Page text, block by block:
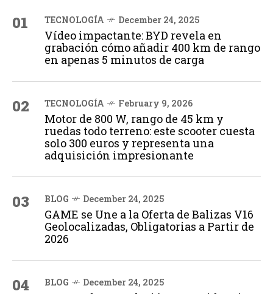
01 TECNOLOGÍA December 24, 2025
Vídeo impactante: BYD revela en
grabación cómo añadir 400 km de rango
en apenas 5 minutos de carga
02 TECNOLOGÍA February 9, 2026
Motor de 800 W, rango de 45 km y
ruedas todo terreno: este scooter cuesta
solo 300 euros y representa una
adquisición impresionante
03 BLOG December 24, 2025
GAME se Une a la Oferta de Balizas V16
Geolocalizadas, Obligatorias a Partir de
2026
04 BLOG December 24, 2025